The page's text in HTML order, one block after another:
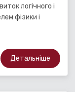
логічного і
фізики і
Детальніше